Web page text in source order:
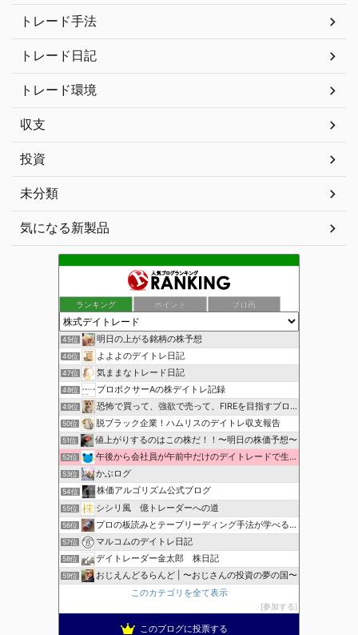
トレード手法
トレード日記
トレード環境
収支
投資
未分類
気になる新製品
ランキング ポイント ブロ画
45位 明日の上がる銘柄の株予想
46位 よよよのデイトレ日記
47位 気ままなトレード日記
48位 プロボクサーAの株デイトレ記録
49位 恐怖で買って、強欲で売って、FIREを目指すブログ
50位 脱ブラック企業！ハムリスのデイトレ収支報告
51位 値上がりするのはこの株だ！！〜明日の株価予想〜
52位 午後から会社員が午前中だけのデイトレードで生活費を稼ぐ！
53位 かぶログ
54位 株価アルゴリズム公式ブログ
55位 シシリ風 億トレーダーへの道
56位 プロの板読みとテープリーディング手法が学べる！
57位 マルコムのデイトレ日記
58位 デイトレーダー金太郎 株日記
59位
おじえんどるらんど | 〜おじさんの投資の夢の国〜
このカテゴリを全て表示
参加する
このブログに投票する